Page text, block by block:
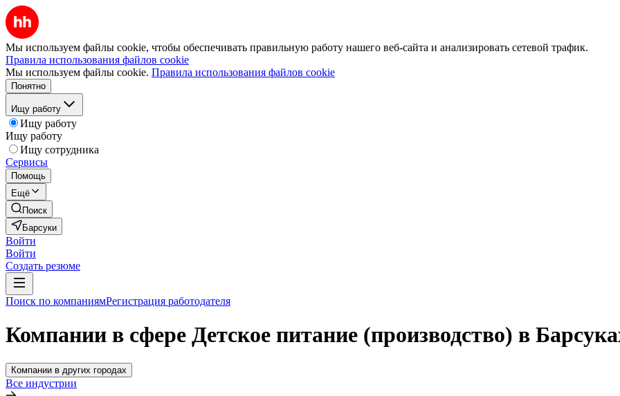
Мы используем файлы cookie, чтобы обеспечивать правильную работу нашего веб-сайта и анализировать сетевой трафик.
Правила использования файлов cookie
Мы используем файлы cookie. Правила использования файлов cookie
Понятно
Ищу работу
Ищу работу
Ищу работу
Ищу сотрудника
Сервисы
Помощь
Ещё
Поиск
Барсуки
Войти
Войти
Создать резюме
Поиск по компаниямРегистрация работодателя
Компании в сфере Детское питание (производство) в
Компании в других городах
Все индустрии